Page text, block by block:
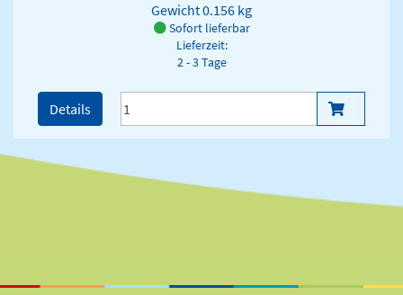
Gewicht0.156 kg
Sofort lieferbar
Lieferzeit:
2 - 3 Tage
Details